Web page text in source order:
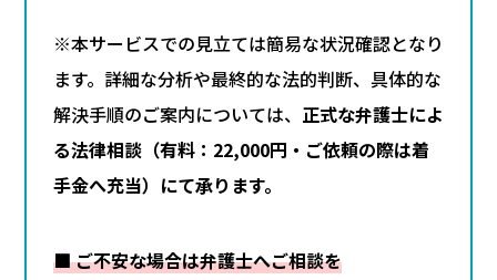
※本サービスでの見立ては簡易な状況確認となり
ます。詳細な分析や最終的な法的判断、具体的な
解決手順のご案内については、 正式な弁護士によ
る法律相談（有料：22,000円・ご依頼の際は着
手金へ充当）にて承ります。
■ ご不安な場合は弁護士へご相談を